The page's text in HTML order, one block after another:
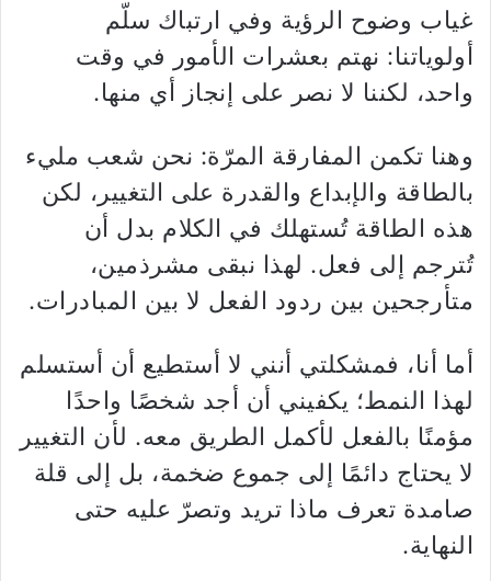
غياب وضوح الرؤية وفي ارتباك سلّم
أولوياتنا: نهتم بعشرات الأمور في وقت
واحد، لكننا لا نصر على إنجاز أي منها.
وهنا تكمن المفارقة المرّة: نحن شعب مليء
بالطاقة والإبداع والقدرة على التغيير، لكن
هذه الطاقة تُستهلك في الكلام بدل أن
تُترجم إلى فعل. لهذا نبقى مشرذمين،
متأرجحين بين ردود الفعل لا بين المبادرات.
أما أنا، فمشكلتي أنني لا أستطيع أن أستسلم
لهذا النمط؛ يكفيني أن أجد شخصًا واحدًا
مؤمنًا بالفعل لأكمل الطريق معه. لأن التغيير
لا يحتاج دائمًا إلى جموع ضخمة، بل إلى قلة
صامدة تعرف ماذا تريد وتصرّ عليه حتى
النهاية.